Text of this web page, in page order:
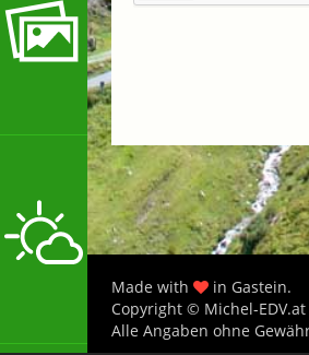
Made with
in Gastein.
Copyright © Michel-
Alle Angaben ohne